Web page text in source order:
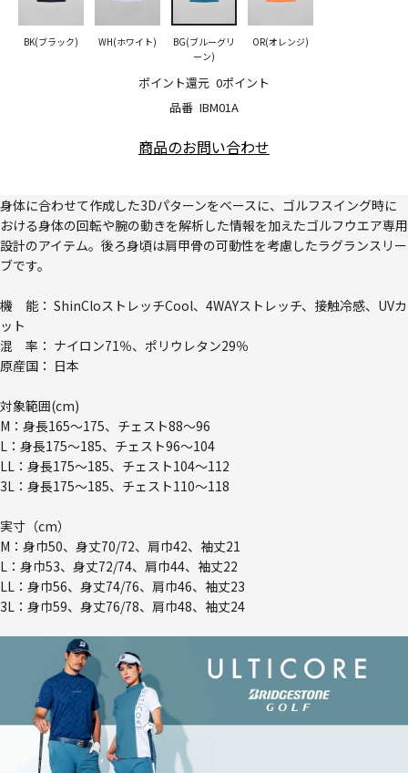
品番 IBM01A
ポイント還元 0ポイント
BK(ブラック) WH(ホワイト)
BG(ブルーグリ
ーン)
OR(オレンジ)
商品のお問い合わせ
身体に合わせて作成した3Dパターンをベースに、ゴルフスイング時に
おける身体の回転や腕の動きを解析した情報を加えたゴルフウエア専用
設計のアイテム。後ろ身頃は肩甲骨の可動性を考慮したラグランスリー
ブです。
機 能： ShinCloストレッチCool、4WAYストレッチ、接触冷感、UVカ
ット
混 率： ナイロン71％、ポリウレタン29％
原産国： 日本
対象範囲(cm)
M：身長165～175、チェスト88～96
L：身長175～185、チェスト96～104
LL：身長175～185、チェスト104～112
3L：身長175～185、チェスト110～118
実寸（cm）
M：身巾50、身丈70/72、肩巾42、袖丈21
L：身巾53、身丈72/74、肩巾44、袖丈22
LL：身巾56、身丈74/76、肩巾46、袖丈23
3L：身巾59、身丈76/78、肩巾48、袖丈24